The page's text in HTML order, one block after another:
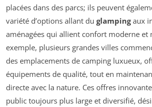
placées dans des parcs; ils peuvent
variété d’options allant du glampingaux
aménagées qui allient confort moderne et
exemple, plusieurs grandes villes
des emplacements de camping luxueux,
équipements de qualité, tout en
directe avec la nature. Ces offres
public toujours plus large et diversifié,